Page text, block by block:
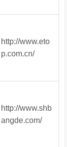
http://www.eto
p.com.cn/
http://www.shb
angde.com/